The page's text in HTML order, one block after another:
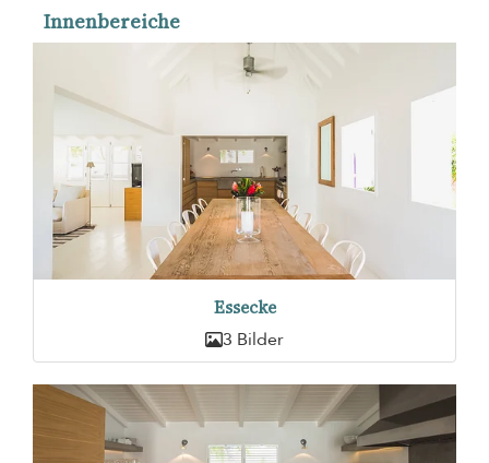
Innenbereiche
Essecke
3 Bilder